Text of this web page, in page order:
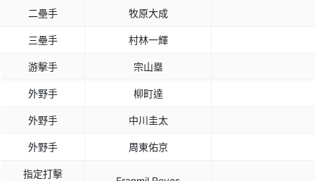
二壘手 牧原大成
三壘手 村林一輝
游擊手 宗山塁
外野手 柳町達
外野手 中川圭太
外野手 周東佑京
指定打擊